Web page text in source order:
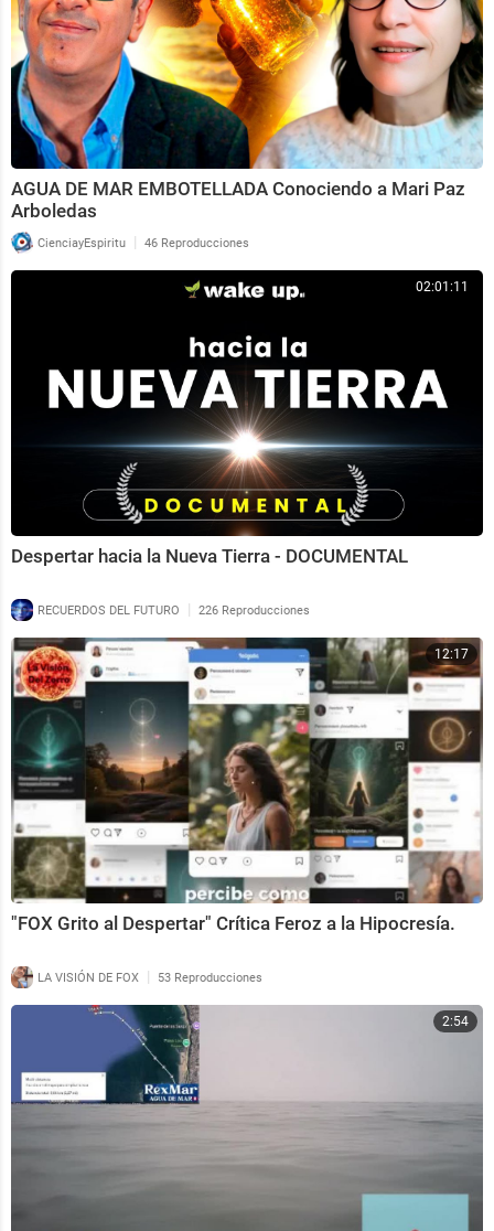
AGUA DE MAR EMBOTELLADA Conociendo a Mari Paz
Arboledas
CienciayEspiritu | 46 Reproducciones
02:01:11
Despertar hacia la Nueva Tierra - DOCUMENTAL
RECUERDOS DEL FUTURO | 226 Reproducciones
12:17
"FOX Grito al Despertar" Crítica Feroz a la Hipocresía.
LA VISIÓN DE FOX | 53 Reproducciones
2:54